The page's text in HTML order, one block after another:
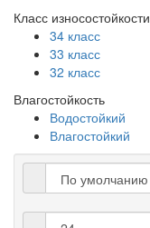
Класс износостойкости
34 класс
33 класс
32 класс
Влагостойкость
Водостойкий
Влагостойкий